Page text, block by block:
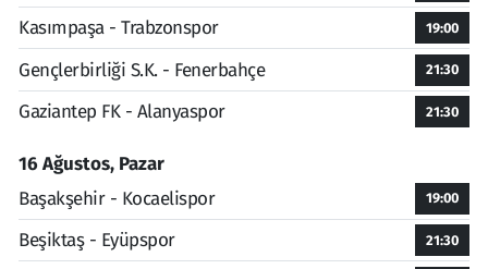
Kasımpaşa - Trabzonspor 19:00
Gençlerbirliği S.K. - Fenerbahçe 21:30
Gaziantep FK - Alanyaspor 21:30
16 Ağustos, Pazar
Başakşehir - Kocaelispor
19:00
Beşiktaş - Eyüpspor 21:30